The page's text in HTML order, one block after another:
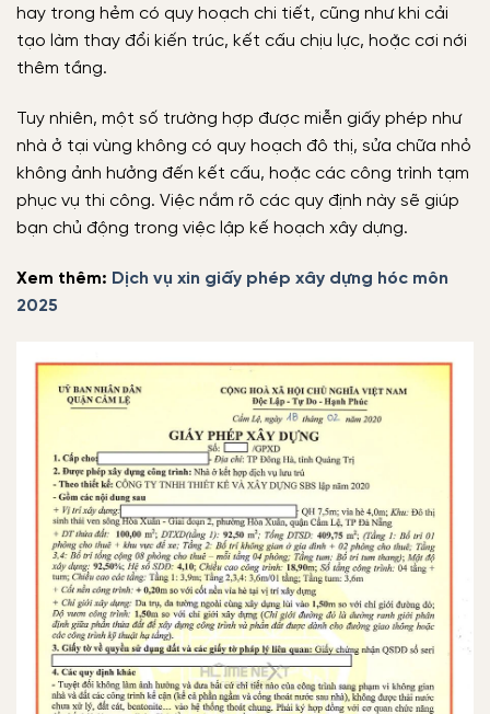
hay trong hẻm có quy hoạch chi tiết, cũng như khi cải
tạo làm thay đổi kiến trúc, kết cấu chịu lực, hoặc cơi nới
thêm tầng.
Tuy nhiên, một số trường hợp được miễn giấy phép như
nhà ở tại vùng không có quy hoạch đô thị, sửa chữa nhỏ
không ảnh hưởng đến kết cấu, hoặc các công trình tạm
phục vụ thi công. Việc nắm rõ các quy định này sẽ giúp
bạn chủ động trong việc lập kế hoạch xây dựng.
Xem thêm: Dịch vụ xin giấy phép xây dựng hóc môn
2025